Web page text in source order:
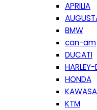
APRILIA
BMW
can-am
DUCATI
HONDA
KTM